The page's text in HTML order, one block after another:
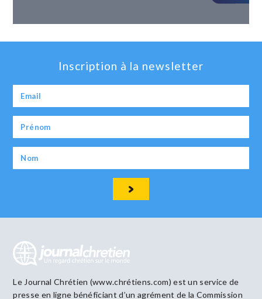
Inscription à la newsletter
Le Journal Chrétien (www.chrétiens.com) est un service de
presse en ligne bénéficiant d’un agrément de la Commission